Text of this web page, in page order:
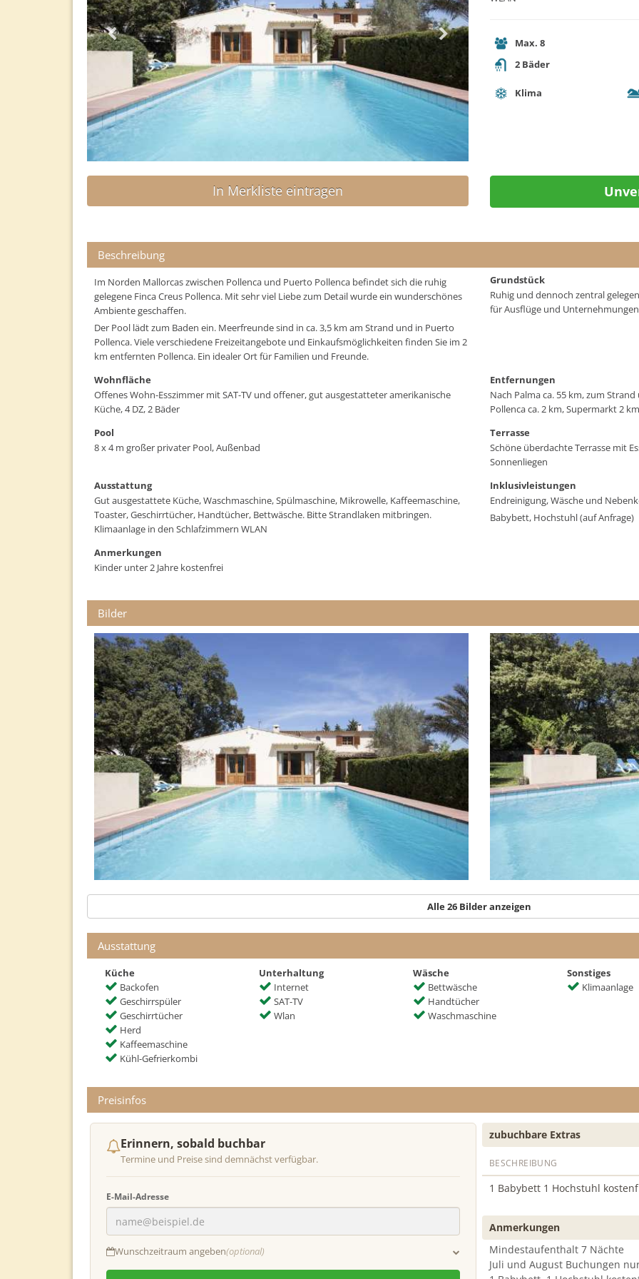
Max. 8
2 Bäder
Klima
In Merkliste eintragen
Beschreibung
Im Norden Mallorcas zwischen Pollenca und Puerto Pollenca befindet sich die ruhig
gelegene Finca Creus Pollenca. Mit sehr viel Liebe zum Detail wurde ein wunderschönes
Ambiente geschaffen.
Der Pool lädt zum Baden ein. Meerfreunde sind in ca. 3,5 km am Strand und in Puerto
Pollenca. Viele verschiedene Freizeitangebote und Einkaufsmöglichkeiten finden Sie im 2
km entfernten Pollenca. Ein idealer Ort für Familien und Freunde.
Grundstück
Ruhig und dennoch zentral
für Ausflüge und
Wohnfläche
Offenes Wohn-Esszimmer mit SAT-TV und offener, gut ausgestatteter amerikanische
Küche, 4 DZ, 2 Bäder
Entfernungen
Nach Palma ca. 55 km, zum
Pollenca ca. 2 km, Supermarkt 2 km
Pool
8 x 4 m großer privater Pool, Außenbad
Terrasse
Schöne überdachte Terrasse mit
Sonnenliegen
Ausstattung
Gut ausgestattete Küche, Waschmaschine, Spülmaschine, Mikrowelle, Kaffeemaschine,
Toaster, Geschirrtücher, Handtücher, Bettwäsche. Bitte Strandlaken mitbringen.
Klimaanlage in den Schlafzimmern WLAN
Inklusivleistungen
Endreinigung, Wäsche und
Babybett, Hochstuhl (auf Anfrage)
Anmerkungen
Kinder unter 2 Jahre kostenfrei
Bilder
Alle 26 Bilder anzeigen
Ausstattung
Küche
Backofen
Geschirrspüler
Geschirrtücher
Herd
Kaffeemaschine
Kühl-Gefrierkombi
Unterhaltung
Internet
SAT-TV
Wlan
Wäsche
Bettwäsche
Handtücher
Waschmaschine
Sonstiges
Klimaanlage
Preisinfos
Erinnern, sobald buchbar
Termine und Preise sind demnächst verfügbar.
E-Mail-Adresse
Wunschzeitraum angeben(optional)
Anreise Abreise
zubuchbare Extras
BESCHREIBUNG
1 Babybett 1 Hochstuhl
Anmerkungen
Mindestaufenthalt 7 Nächte
Juli und August Buchungen